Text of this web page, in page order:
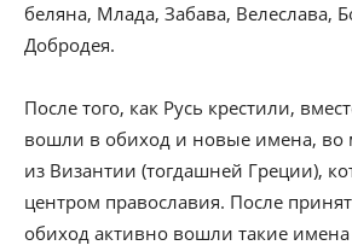
беляна, Млада, Забава, Велеслава,
Добродея.
После того, как Русь крестили,
вошли в обиход и новые имена, во
из Византии (тогдашней Греции),
центром православия. После
обиход активно вошли такие